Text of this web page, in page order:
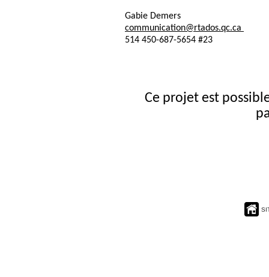
Gabie Demers
communication@rtados.qc.ca
514 450-687-5654 #23
Ce projet est